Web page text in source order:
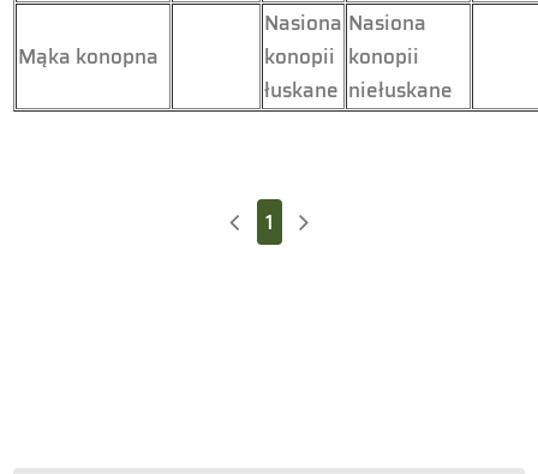
Mąka konopna
Nasiona
konopii
łuskane
Nasiona
konopii
niełuskane
1